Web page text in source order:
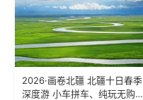
2026·画卷北疆 北疆十日春季
深度游 小车拼车、纯玩无购